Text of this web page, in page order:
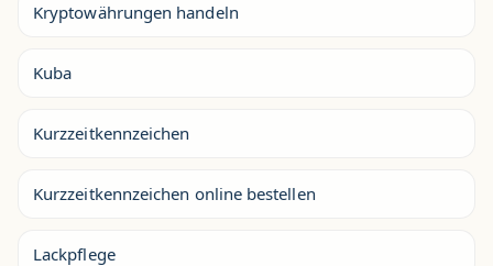
Kryptowährungen handeln
Kuba
Kurzzeitkennzeichen
Kurzzeitkennzeichen online bestellen
Lackpflege